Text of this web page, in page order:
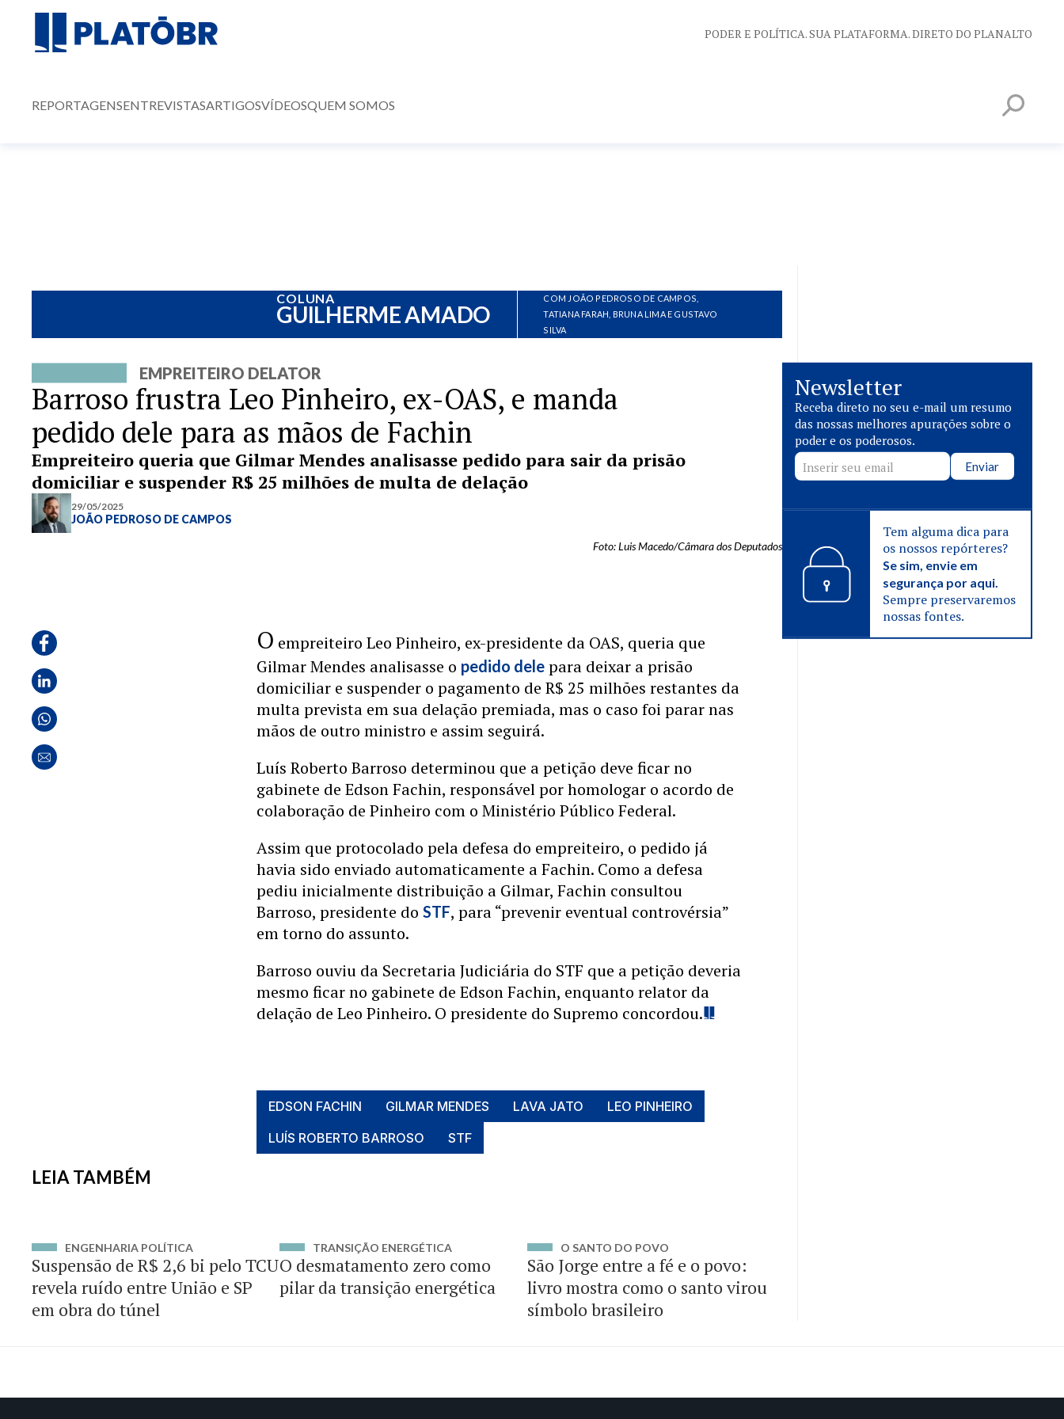
PODER E POLÍTICA. SUA PLATAFORMA. DIRETO DO PLANALTO
REPORTAGENSENTREVISTASARTIGOSVÍDEOSQUEM SOMOS
COLUNA
GUILHERME AMADO
COM JOÃO PEDROSO DE CAMPOS,
TATIANA FARAH, BRUNA LIMA E GUSTAVO
SILVA
EMPREITEIRO DELATOR
Barroso frustra Leo Pinheiro, ex-OAS, e manda
pedido dele para as mãos de Fachin
Empreiteiro queria que Gilmar Mendes analisasse pedido para sair da prisão
domiciliar e suspender R$ 25 milhões de multa de delação
29/05/2025
JOÃO PEDROSO DE CAMPOS
Foto: Luis Macedo/Câmara dos Deputados
O empreiteiro Leo Pinheiro, ex-presidente da OAS, queria que
Gilmar Mendes analisasse o pedido dele para deixar a prisão
domiciliar e suspender o pagamento de R$ 25 milhões restantes da
multa prevista em sua delação premiada, mas o caso foi parar nas
mãos de outro ministro e assim seguirá.
Luís Roberto Barroso determinou que a petição deve ficar no
gabinete de Edson Fachin, responsável por homologar o acordo de
colaboração de Pinheiro com o Ministério Público Federal.
Assim que protocolado pela defesa do empreiteiro, o pedido já
havia sido enviado automaticamente a Fachin. Como a defesa
pediu inicialmente distribuição a Gilmar, Fachin consultou
Barroso, presidente doSTF, para “prevenir eventual controvérsia”
em torno do assunto.
Barroso ouviu da Secretaria Judiciária do STF que a petição deveria
mesmo ficar no gabinete de Edson Fachin, enquanto relator da
delação de Leo Pinheiro. O presidente do Supremo concordou.
EDSON FACHIN GILMAR MENDES LAVA JATO
LEO PINHEIRO
LUÍS ROBERTO BARROSO
STF
LEIA TAMBÉM
ENGENHARIA POLÍTICA
Suspensão de R$ 2,6 bi pelo TCU
revela ruído entre União e SP
em obra do túnel
TRANSIÇÃO ENERGÉTICA
O desmatamento zero como
pilar da transição energética
O SANTO DO POVO
São Jorge entre a fé e o povo:
livro mostra como o santo virou
símbolo brasileiro
Newsletter
Receba direto no seu e-mail um resumo
das nossas melhores apurações sobre o
poder e os poderosos.
Enviar
Tem alguma dica para
os nossos repórteres?
Se sim, envie em
segurança por aqui.
Sempre preservaremos
nossas fontes.